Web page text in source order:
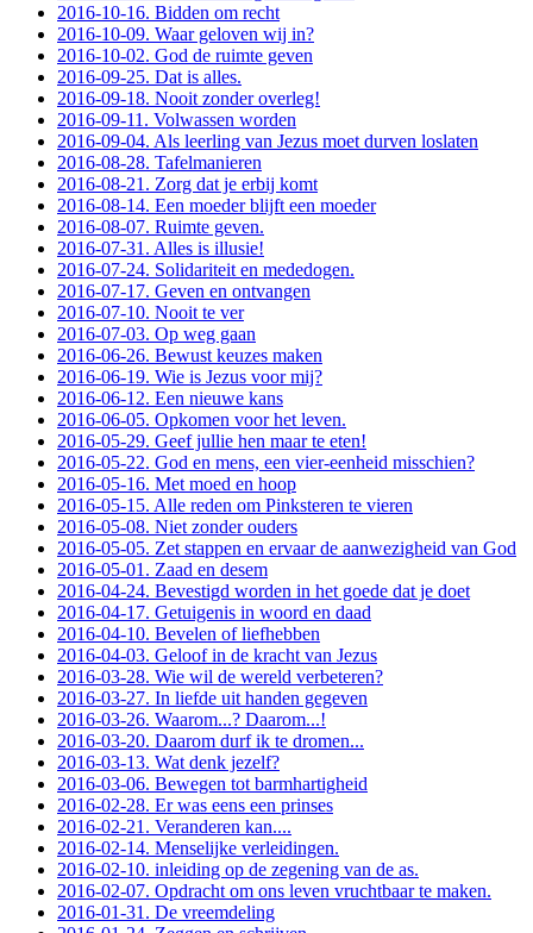
2016-10-16. Bidden om recht
2016-10-09. Waar geloven wij in?
2016-10-02. God de ruimte geven
2016-09-25. Dat is alles.
2016-09-18. Nooit zonder overleg!
2016-09-11. Volwassen worden
2016-09-04. Als leerling van Jezus moet durven loslaten
2016-08-28. Tafelmanieren
2016-08-21. Zorg dat je erbij komt
2016-08-14. Een moeder blijft een moeder
2016-08-07. Ruimte geven.
2016-07-31. Alles is illusie!
2016-07-24. Solidariteit en mededogen.
2016-07-17. Geven en ontvangen
2016-07-10. Nooit te ver
2016-07-03. Op weg gaan
2016-06-26. Bewust keuzes maken
2016-06-19. Wie is Jezus voor mij?
2016-06-12. Een nieuwe kans
2016-06-05. Opkomen voor het leven.
2016-05-29. Geef jullie hen maar te eten!
2016-05-22. God en mens, een vier-eenheid misschien?
2016-05-16. Met moed en hoop
2016-05-15. Alle reden om Pinksteren te vieren
2016-05-08. Niet zonder ouders
2016-05-05. Zet stappen en ervaar de aanwezigheid van God
2016-05-01. Zaad en desem
2016-04-24. Bevestigd worden in het goede dat je doet
2016-04-17. Getuigenis in woord en daad
2016-04-10. Bevelen of liefhebben
2016-04-03. Geloof in de kracht van Jezus
2016-03-28. Wie wil de wereld verbeteren?
2016-03-27. In liefde uit handen gegeven
2016-03-26. Waarom...? Daarom...!
2016-03-20. Daarom durf ik te dromen...
2016-03-13. Wat denk jezelf?
2016-03-06. Bewegen tot barmhartigheid
2016-02-28. Er was eens een prinses
2016-02-21. Veranderen kan....
2016-02-14. Menselijke verleidingen.
2016-02-10. inleiding op de zegening van de as.
2016-02-07. Opdracht om ons leven vruchtbaar te maken.
2016-01-31. De vreemdeling